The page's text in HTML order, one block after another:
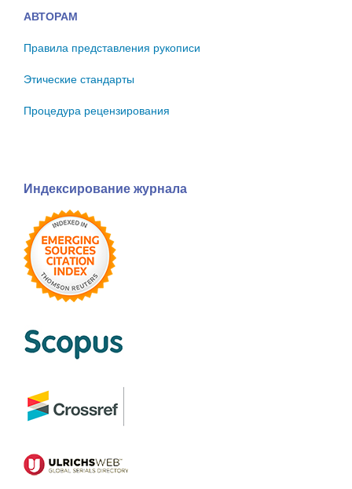
АВТОРАМ
Правила представления рукописи
Этические стандарты
Процедура рецензирования
Индексирование журнала